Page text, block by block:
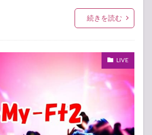
続きを読む
LIVE